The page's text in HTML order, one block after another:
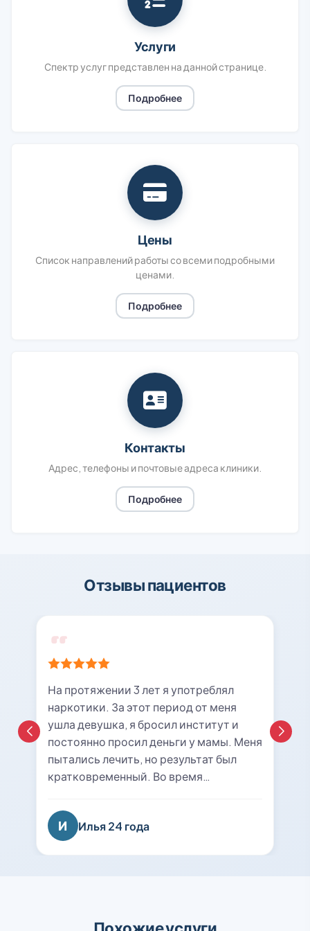
Услуги
Спектр услуг представлен на данной странице.
Подробнее
Цены
Список направлений работы со всеми подробными
ценами.
Подробнее
Контакты
Адрес, телефоны и почтовые адреса клиники.
Подробнее
Отзывы пациентов
На протяжении 3 лет я употреблял
наркотики. За этот период от меня
ушла девушка, я бросил институт и
постоянно просил деньги у мамы. Меня
пытались лечить, но результат был
кратковременный. Во время
центра «21rehab». Беседа с наркологом
подтолкнула меня к мысли о
прохождении курса лечения и
И Илья 24 года